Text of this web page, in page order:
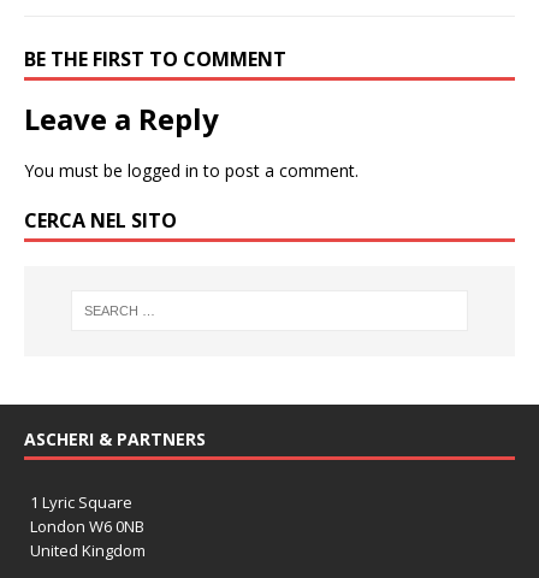
BE THE FIRST TO COMMENT
Leave a Reply
You must be logged in to post a comment.
CERCA NEL SITO
ASCHERI & PARTNERS
1 Lyric Square
London W6 0NB
United Kingdom